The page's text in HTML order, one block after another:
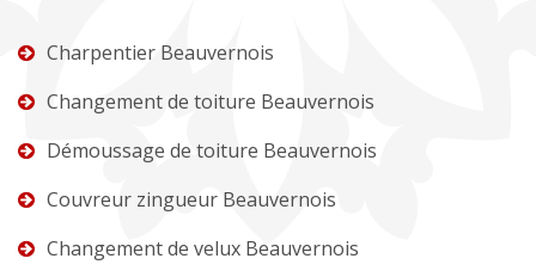
Charpentier Beauvernois
Changement de toiture Beauvernois
Démoussage de toiture Beauvernois
Couvreur zingueur Beauvernois
Changement de velux Beauvernois